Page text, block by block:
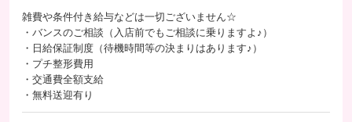
雑費や条件付き給与などは一切ございません☆
・バンスのご相談（入店前でもご相談に乗りますよ♪）
・日給保証制度（待機時間等の決まりはあります♪）
・プチ整形費用
・交通費全額支給
・無料送迎有り